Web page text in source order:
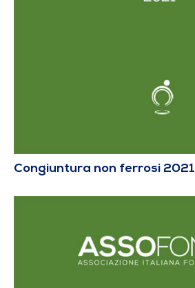
Congiuntura non ferrosi 2021